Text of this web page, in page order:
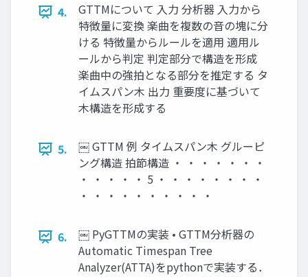
4.
GTTMについて 入力 分析器 入力から
特徴量に変換 楽曲を複数の音の塊に分
ける 特徴量からルールを適用 適用ル
ールから判定 判定部分で構造を形成
楽曲中の強拍となる部分を推定する タ
イムスパン木 出力 重要度に基づいて
木構造を形成する
5.
￼ GTTM 例 タイムスパン木 グルーピ
ング構造 拍節構造 ・ ・ ・ ・ ・ ・ ・
・ ・ ・ ・ ・ 5 ・ ・ ・ ・ ・ ・ ・ ・
・ ・ ・ ・ ・ ・ ・ ・ ・ ・
6.
￼ PyGTTMの実装 • GTTM分析器の
Automatic Timespan Tree
Analyzer(ATTA)をpythonで実装する．